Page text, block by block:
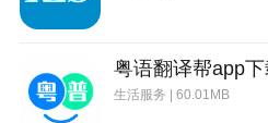
生活服务 | 60.01MB